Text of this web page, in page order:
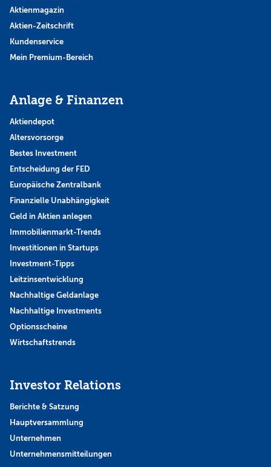
Aktienmagazin
Aktien-Zeitschrift
Kundenservice
Mein Premium-Bereich
Anlage & Finanzen
Aktiendepot
Altersvorsorge
Bestes Investment
Entscheidung der FED
Europäische Zentralbank
Finanzielle Unabhängigkeit
Geld in Aktien anlegen
Immobilienmarkt-Trends
Investitionen in Startups
Investment-Tipps
Leitzinsentwicklung
Nachhaltige Geldanlage
Nachhaltige Investments
Optionsscheine
Wirtschaftstrends
Investor Relations
Berichte & Satzung
Hauptversammlung
Unternehmen
Unternehmensmitteilungen